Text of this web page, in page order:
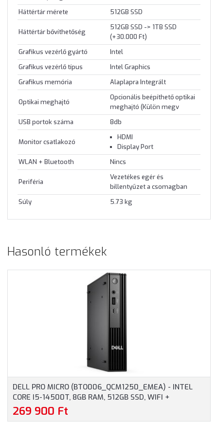
Háttértár mérete
512GB SSD
Háttértár bővíthetőség
512GB SSD -> 1TB SSD
(+30.000 Ft)
Grafikus vezérlő gyártó
Intel
Grafikus vezérlő típus
Intel Graphics
Grafikus memória
Alaplapra Integrált
Optikai meghajtó
Opcionális beépíthető optikai
meghajtó (Külön megv
USB portok száma
8db
Monitor csatlakozó
HDMI
Display Port
WLAN + Bluetooth
Nincs
Periféria
Vezetékes egér és
billentyűzet a csomagban
Súly
5.73 kg
Hasonló termékek
DELL PRO MICRO (BTO006_QCM1250_EMEA) - INTEL
CORE I5-14500T, 8GB RAM, 512GB SSD, WIFI +
BLUETOOTH, WINDOWS 11 PROFESSIONAL - MICRO
HÁZAS SZÁMÍTÓGÉP, 3 ÉV HELYSZÍNI GARANCIA
269 900 Ft